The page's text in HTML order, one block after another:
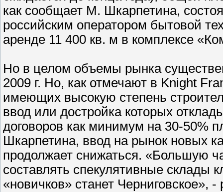
как сообщает М. Шкарпетина,
российским оператором бытовой
аренде 11 400 кв. м в комплексе
Но в целом объемы рынка
2009 г. Но, как отмечают в Knight
имеющих высокую степень
ввод или достройка которых
договоров как минимум на 30-50%
Шкарпетина, ввод на рынок новых
продолжает снижаться. «Большую
составлять спекулятивные склады
«новичков» станет Черниговское», -